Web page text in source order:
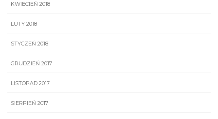
KWIECIEŃ 2018
LUTY 2018
STYCZEŃ 2018
GRUDZIEŃ 2017
LISTOPAD 2017
SIERPIEŃ 2017